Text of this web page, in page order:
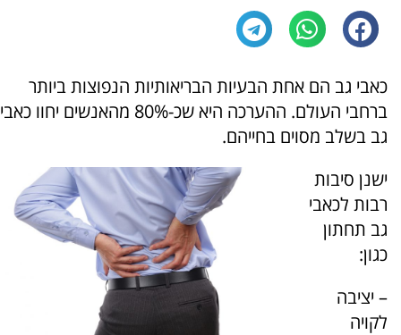
כאבי גב הם אחת הבעיות הבריאותיות הנפוצות ביותר
ברחבי העולם. ההערכה היא שכ-80% מהאנשים יחוו כאבי
גב בשלב מסוים בחייהם.
ישנן סיבות
רבות לכאבי
גב תחתון
כגון:
– יציבה
לקויה